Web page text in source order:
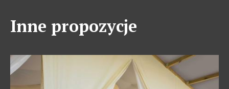
Inne propozycje